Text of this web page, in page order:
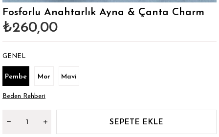
Fosforlu Anahtarlık Ayna & Çanta Charm
₺260,00
GENEL
Pembe Mor Mavi
Beden Rehberi